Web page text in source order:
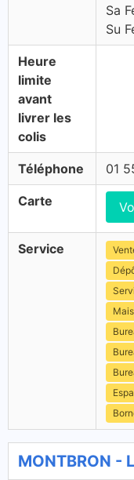
Sa
Su
Heure
limite
avant
livrer les
colis
Téléphone 01
Carte
Service
MONTBRON -